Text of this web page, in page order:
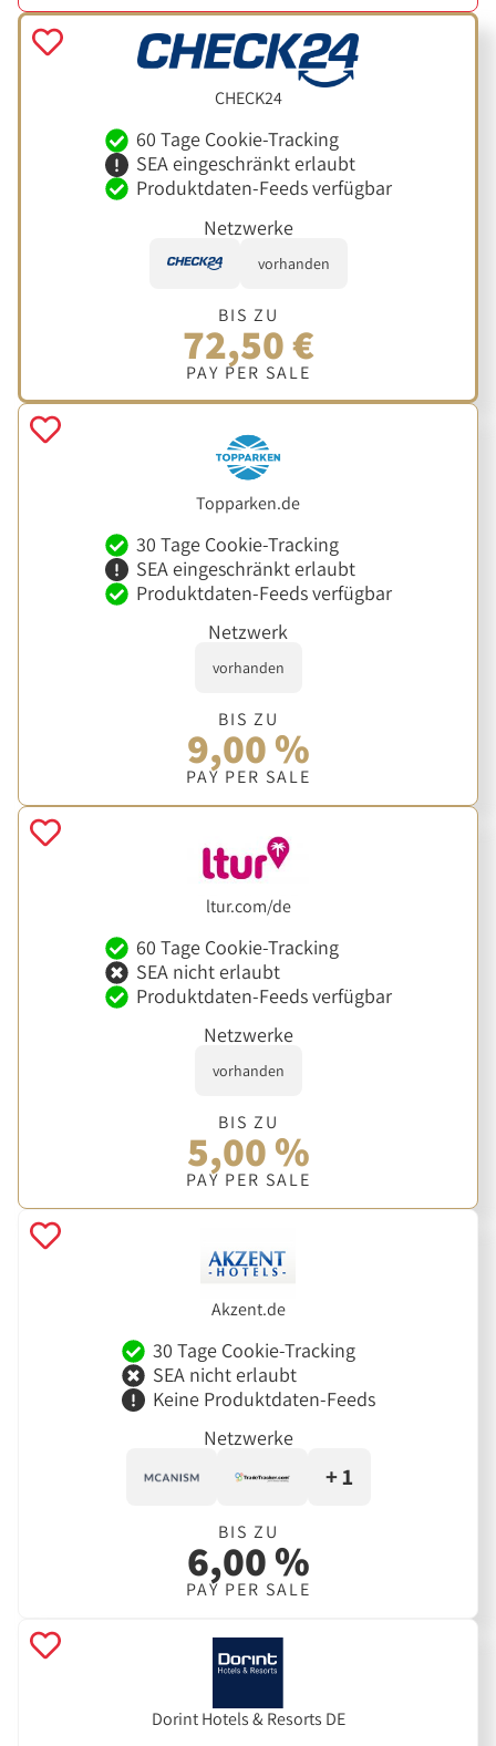
CHECK24
60 Tage Cookie-Tracking
SEA eingeschränkt erlaubt
Produktdaten-Feeds verfügbar
Netzwerke
vorhanden
BIS ZU
72,50 €
PAY PER SALE
Topparken.de
30 Tage Cookie-Tracking
SEA eingeschränkt erlaubt
Produktdaten-Feeds verfügbar
Netzwerk
vorhanden
BIS ZU
9,00 %
PAY PER SALE
ltur.com/de
60 Tage Cookie-Tracking
SEA nicht erlaubt
Produktdaten-Feeds verfügbar
Netzwerke
vorhanden
BIS ZU
5,00 %
PAY PER SALE
Akzent.de
30 Tage Cookie-Tracking
SEA nicht erlaubt
Keine Produktdaten-Feeds
Netzwerke
+ 1
BIS ZU
6,00 %
PAY PER SALE
Dorint Hotels & Resorts DE